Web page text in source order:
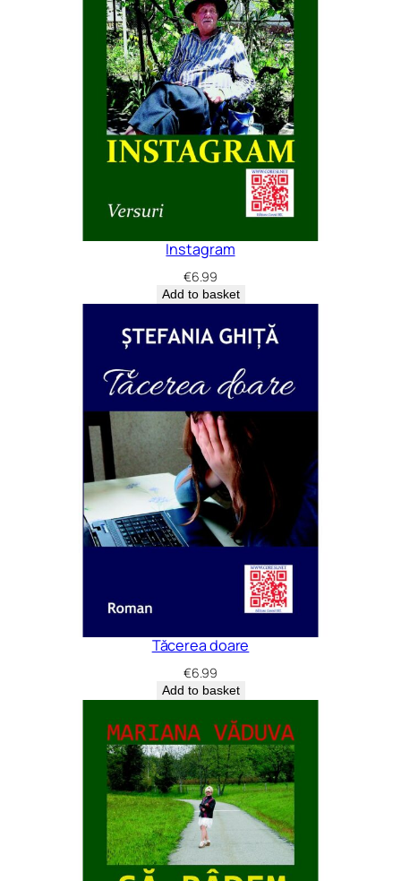
Instagram
€6.99
Add to basket
Tăcerea doare
€6.99
Add to basket